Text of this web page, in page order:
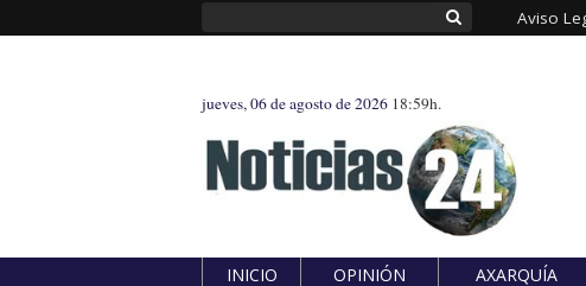
Aviso
jueves, 06 de agosto de 2026 18:59h.
INICIO OPINIÓN AXARQUÍA